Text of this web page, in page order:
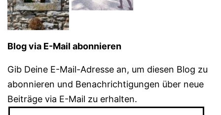
Blog via E-Mail abonnieren
Gib Deine E-Mail-Adresse an, um diesen Blog zu
abonnieren und Benachrichtigungen über neue
Beiträge via E-Mail zu erhalten.